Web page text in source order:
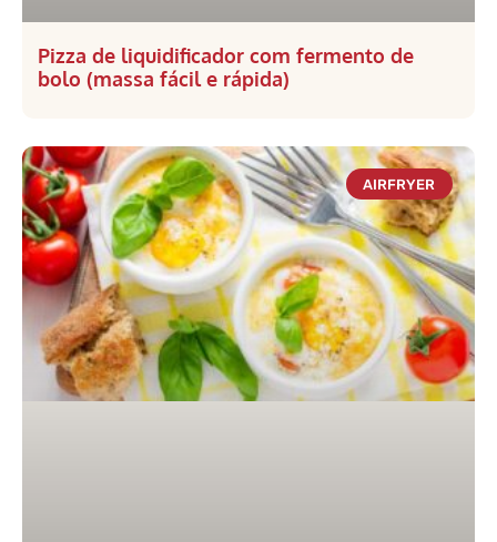
Pizza de liquidificador com fermento de
bolo (massa fácil e rápida)
AIRFRYER